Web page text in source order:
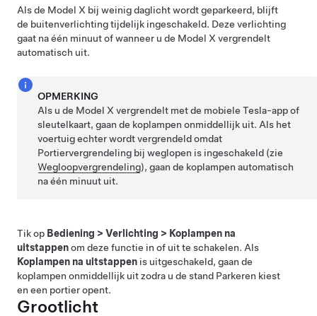
Als de Model X bij weinig daglicht wordt geparkeerd, blijft
de buitenverlichting tijdelijk ingeschakeld. Deze verlichting
gaat na één minuut of wanneer u de Model X vergrendelt
automatisch uit.
OPMERKING
Als u de Model X vergrendelt met de mobiele Tesla-appof
sleutelkaart, gaan de koplampen onmiddellijk uit. Als het
voertuig echter wordt vergrendeld omdat
Portiervergrendeling bij weglopen is ingeschakeld (zie
Wegloopvergrendeling), gaan de koplampen automatisch
na één minuut uit.
Tik op Bediening > Verlichting > Koplampen na
uitstappenom deze functie in of uit te schakelen. Als
Koplampen na uitstappen is uitgeschakeld, gaan de
koplampen onmiddellijk uit zodra u de stand Parkeren kiest
en een portier opent.
Grootlicht